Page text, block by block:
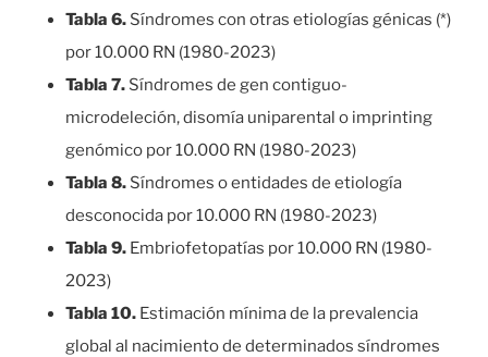
Tabla 6. Síndromes con otras etiologías génicas (*)
por 10.000 RN (1980-2023)
Tabla 7. Síndromes de gen contiguo-
microdeleción, disomía uniparental o imprinting
genómico por 10.000 RN (1980-2023)
Tabla 8. Síndromes o entidades de etiología
desconocida por 10.000 RN (1980-2023)
Tabla 9. Embriofetopatías por 10.000 RN (1980-
2023)
Tabla 10. Estimación mínima de la prevalencia
global al nacimiento de determinados síndromes